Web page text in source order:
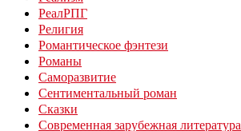
РеалРПГ
Религия
Романтическое фэнтези
Романы
Саморазвитие
Сентиментальный роман
Сказки
Современная зарубежная литература